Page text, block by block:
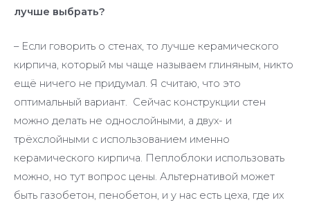
лучше выбрать?
– Если говорить о стенах, то лучше керамического
кирпича, который мы чаще называем глиняным, никто
ещё ничего не придумал. Я считаю, что это
оптимальный вариант. Сейчас конструкции стен
можно делать не однослойными, а двух- и
трёхслойными с использованием именно
керамического кирпича. Пеплоблоки использовать
можно, но тут вопрос цены. Альтернативой может
быть газобетон, пенобетон, и у нас есть цеха, где их